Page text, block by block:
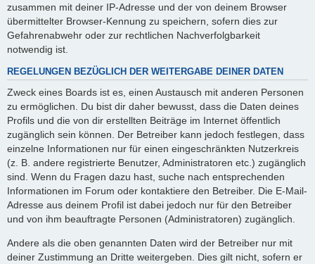
zusammen mit deiner IP-Adresse und der von deinem Browser
übermittelter Browser-Kennung zu speichern, sofern dies zur
Gefahrenabwehr oder zur rechtlichen Nachverfolgbarkeit
notwendig ist.
REGELUNGEN BEZÜGLICH DER WEITERGABE DEINER DATEN
Zweck eines Boards ist es, einen Austausch mit anderen Personen
zu ermöglichen. Du bist dir daher bewusst, dass die Daten deines
Profils und die von dir erstellten Beiträge im Internet öffentlich
zugänglich sein können. Der Betreiber kann jedoch festlegen, dass
einzelne Informationen nur für einen eingeschränkten Nutzerkreis
(z. B. andere registrierte Benutzer, Administratoren etc.) zugänglich
sind. Wenn du Fragen dazu hast, suche nach entsprechenden
Informationen im Forum oder kontaktiere den Betreiber. Die E-Mail-
Adresse aus deinem Profil ist dabei jedoch nur für den Betreiber
und von ihm beauftragte Personen (Administratoren) zugänglich.
Andere als die oben genannten Daten wird der Betreiber nur mit
deiner Zustimmung an Dritte weitergeben. Dies gilt nicht, sofern er